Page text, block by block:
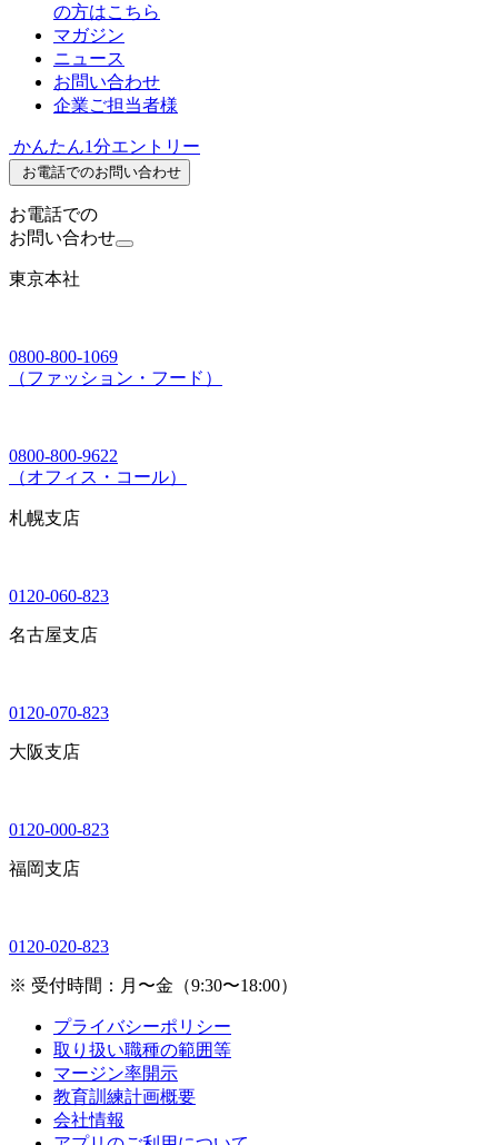
の方はこちら
マガジン
ニュース
お問い合わせ
企業ご担当者様
かんたん1分エントリー
お電話でのお問い合わせ
お電話での
お問い合わせ
東京本社
0800-800-1069
（ファッション・フード）
0800-800-9622
（オフィス・コール）
札幌支店
0120-060-823
名古屋支店
0120-070-823
大阪支店
0120-000-823
福岡支店
0120-020-823
※ 受付時間：月〜金（9:30〜18:00）
プライバシーポリシー
取り扱い職種の範囲等
マージン率開示
教育訓練計画概要
会社情報